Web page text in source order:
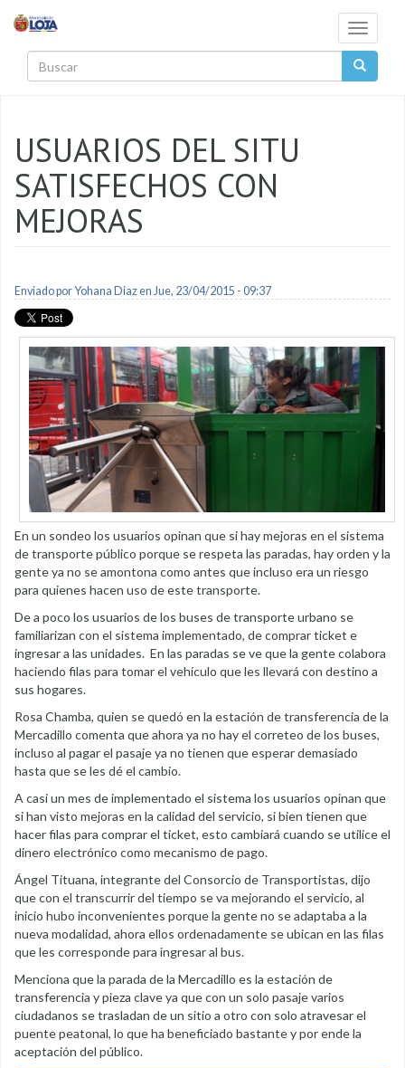
Toggle
USUARIOS DEL SITU
SATISFECHOS CON
MEJORAS
Enviado porYohana Diazen Jue, 23/04/2015 - 09:37
En un sondeo los usuarios opinan que si hay mejoras en el sistema
de transporte público porque se respeta las paradas, hay orden y la
gente ya no se amontona como antes que incluso era un riesgo
para quienes hacen uso de este transporte.
De a poco los usuarios de los buses de transporte urbano se
familiarizan con el sistema implementado, de comprar ticket e
ingresar a las unidades. En las paradas se ve que la gente colabora
haciendo filas para tomar el vehículo que les llevará con destino a
sus hogares.
Rosa Chamba, quien se quedó en la estación de transferencia de la
Mercadillo comenta que ahora ya no hay el correteo de los buses,
incluso al pagar el pasaje ya no tienen que esperar demasiado
hasta que se les dé el cambio.
A casi un mes de implementado el sistema los usuarios opinan que
si han visto mejoras en la calidad del servicio, si bien tienen que
hacer filas para comprar el ticket, esto cambiará cuando se utilice el
dinero electrónico como mecanismo de pago.
Ángel Tituana, integrante del Consorcio de Transportistas, dijo
que con el transcurrir del tiempo se va mejorando el servicio, al
inicio hubo inconvenientes porque la gente no se adaptaba a la
nueva modalidad, ahora ellos ordenadamente se ubican en las filas
que les corresponde para ingresar al bus.
Menciona que la parada de la Mercadillo es la estación de
transferencia y pieza clave ya que con un solo pasaje varios
ciudadanos se trasladan de un sitio a otro con solo atravesar el
puente peatonal, lo que ha beneficiado bastante y por ende la
aceptación del público.